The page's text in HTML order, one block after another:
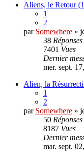
Aliens, le Retour
1
2
par Somewhere »
38 Réponses
7401 Vues
Dernier
mer. sept.
Alien, la
1
2
par Somewhere »
50 Réponses
8187 Vues
Dernier
mar. sept.